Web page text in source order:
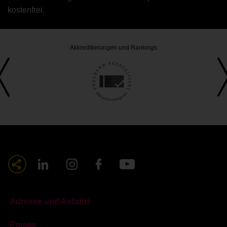
kostenfrei.
Akkreditierungen und Rankings
Adresse und Anfahrt
Presse